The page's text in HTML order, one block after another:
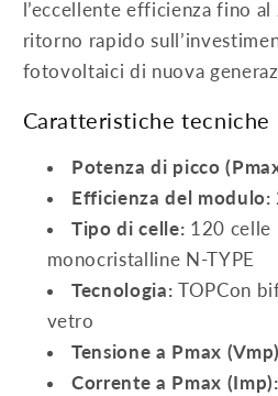
l’eccellente efficienza fino al
ritorno rapido
fotovoltaici di nuova
Caratteristiche tecniche
Potenza di picco
Efficienza del modulo:
Tipo di celle: 120 celle
monocristalline N-TYPE
Tecnologia: TOPCon
vetro
Tensione a Pmax
Corrente a Pmax (Imp):